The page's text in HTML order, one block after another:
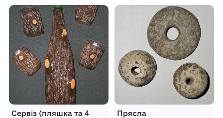
Сервіз (пляшка та 4
Прясла